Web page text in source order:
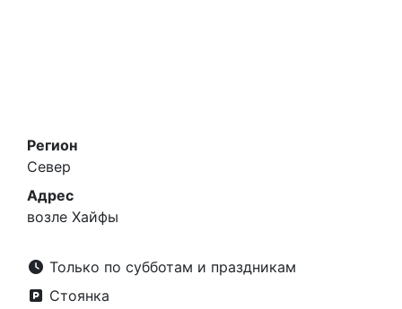
Регион
Север
Адрес
возле Хайфы
Только по субботам и праздникам
Стоянка